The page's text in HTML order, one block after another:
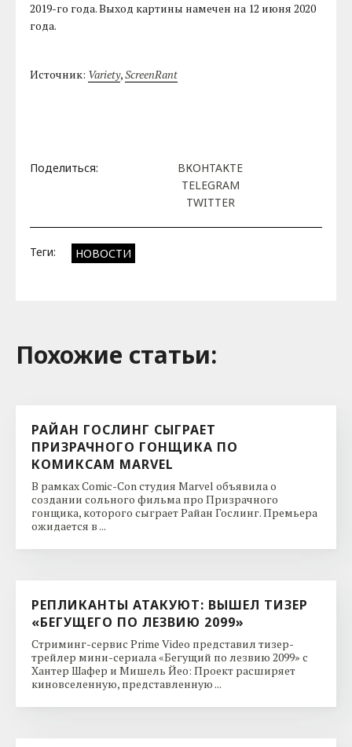
2019-го года. Выход картины намечен на 12 июня 2020
года.
Источник: Variety,ScreenRant
Поделиться:
ВКОНТАКТЕ
TELEGRAM
TWITTER
Теги: НОВОСТИ
Похожие cтатьи:
РАЙАН ГОСЛИНГ СЫГРАЕТ
ПРИЗРАЧНОГО ГОНЩИКА ПО
КОМИКСАМ MARVEL
В рамках Comic-Con студия Marvel объявила о
создании сольного фильма про Призрачного
гонщика, которого сыграет Райан Гослинг. Премьера
ожидается в ...
РЕПЛИКАНТЫ АТАКУЮТ: ВЫШЕЛ ТИЗЕР
«БЕГУЩЕГО ПО ЛЕЗВИЮ 2099»
Стриминг-сервис Prime Video представил тизер-
трейлер мини-сериала «Бегущий по лезвию 2099» с
Хантер Шафер и Мишель Йео: Проект расширяет
киновселенную, представленную ...